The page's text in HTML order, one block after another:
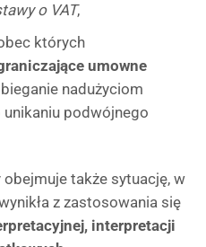
o VAT,
których
umowne
nadużyciom
podwójnego
także sytuację, w
z zastosowania się
interpretacji